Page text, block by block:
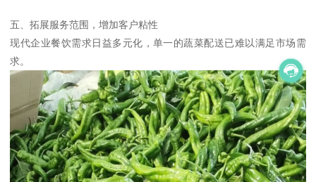
五、拓展服务范围，增加客户粘性
现代企业餐饮需求日益多元化，单一的蔬菜配送已难以满足市场需
求。